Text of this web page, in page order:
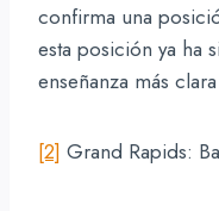
confirma una
esta posición ya ha
enseñanza más
[2] Grand Rapids: